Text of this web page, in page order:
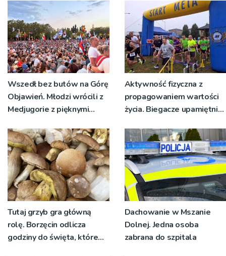
żywo [ZDJĘCIA]
Wszedł bez butów na Górę
Objawień. Młodzi wrócili z
Medjugorie z pięknymi
Aktywność fizyczna z
propagowaniem wartości
życia. Biegacze upamiętnili
Tutaj grzyb gra główną
rolę. Borzęcin odlicza
godziny do święta, które
Dachowanie w Mszanie
Dolnej. Jedna osoba
zabrana do szpitala